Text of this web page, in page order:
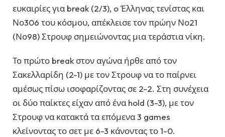
ευκαιρίες για break (2/3), o Έλληνας τενίστας και
Νο306 του κόσμου, απέκλεισε τον πρώην Νο21
(Νο98) Στρουφ σημειώνοντας μια τεράστια νίκη.
Το πρώτο break στον αγώνα ήρθε από τον
Σακελλαρίδη (2-1) με τον Στρουφ να το παίρνει
αμέσως πίσω ισοφαρίζοντας σε 2-2. Στη συνέχεια
οι δύο παίκτες είχαν από ένα hold (3-3), με τον
Στρουφ να κατακτά τα επόμενα 3 games
κλείνοντας το σετ με 6-3 κάνοντας το 1-0.